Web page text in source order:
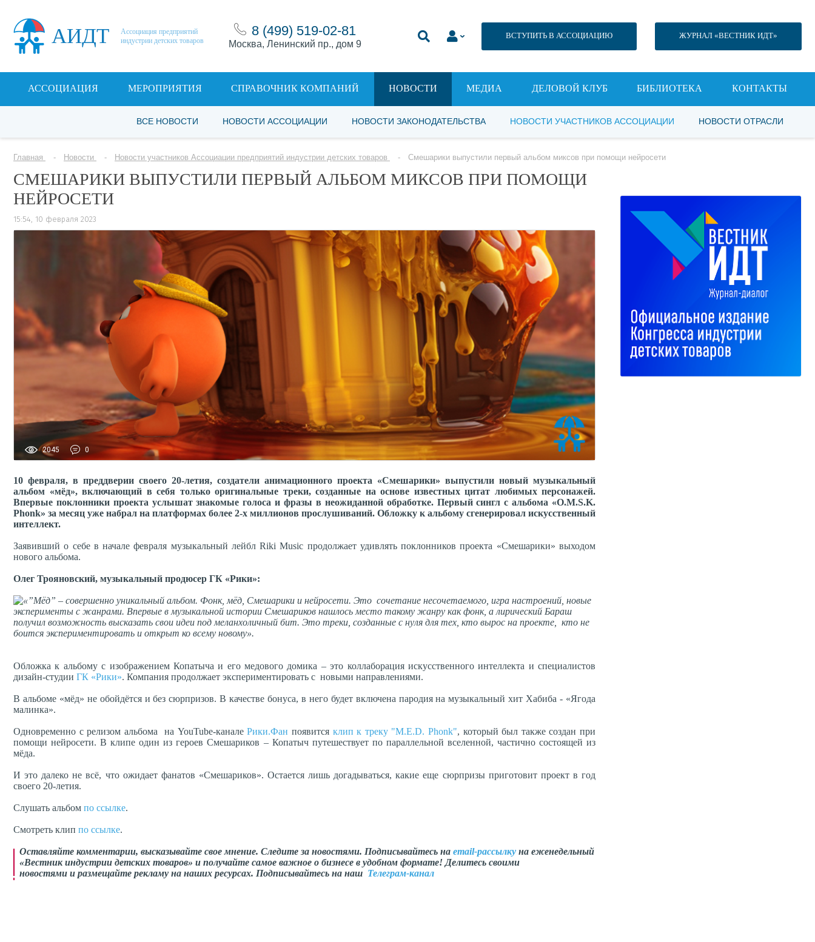
АИДТ
Ассоциация предприятий
индустрии детских товаров
8 (499) 519-02-81
Москва, Ленинский пр., дом 9
ВСТУПИТЬ В АССОЦИАЦИЮ ЖУРНАЛ «ВЕСТНИК ИДТ»
АССОЦИАЦИЯ МЕРОПРИЯТИЯ СПРАВОЧНИК КОМПАНИЙ НОВОСТИ МЕДИА ДЕЛОВОЙ КЛУБ БИБЛИОТЕКА КОНТАКТЫ
ВСЕ НОВОСТИ НОВОСТИ АССОЦИАЦИИ НОВОСТИ ЗАКОНОДАТЕЛЬСТВА НОВОСТИ УЧАСТНИКОВ АССОЦИАЦИИ НОВОСТИ ОТРАСЛИ
Главная Новости Новости участников Ассоциации предприятий индустрии детских товаров Смешарики выпустили первый альбом миксов при помощи нейросети
СМЕШАРИКИ ВЫПУСТИЛИ ПЕРВЫЙ АЛЬБОМ МИКСОВ ПРИ ПОМОЩИ
НЕЙРОСЕТИ
15:54, 10 февраля 2023
2045 0
10 февраля, в преддверии своего 20-летия, создатели анимационного проекта «Смешарики» выпустили новый музыкальный
альбом «мёд», включающий в себя только оригинальные треки, созданные на основе известных цитат любимых персонажей.
Впервые поклонники проекта услышат знакомые голоса и фразы в неожиданной обработке. Первый сингл с альбома «O.M.S.K.
Phonk» за месяц уже набрал на платформах более 2-х миллионов прослушиваний. Обложку к альбому сгенерировал искусственный
интеллект.
Заявивший о себе в начале февраля музыкальный лейбл Riki Music продолжает удивлять поклонников проекта «Смешарики» выходом
нового альбома.
Олег Трояновский, музыкальный продюсер ГК «Рики»:
«”Мёд” – совершенно уникальный альбом. Фонк, мёд, Смешарики и нейросети. Это сочетание несочетаемого, игра настроений, новые
эксперименты с жанрами. Впервые в музыкальной истории Смешариков нашлось место такому жанру как фонк, а лирический Бараш
получил возможность высказать свои идеи под меланхоличный бит. Это треки, созданные с нуля для тех, кто вырос на проекте, кто не
боится экспериментировать и открыт ко всему новому».
Обложка к альбому с изображением Копатыча и его медового домика – это коллаборация искусственного интеллекта и специалистов
дизайн-студии ГК «Рики». Компания продолжает экспериментировать с новыми направлениями.
В альбоме «мёд» не обойдётся и без сюрпризов. В качестве бонуса, в него будет включена пародия на музыкальный хит Хабиба - «Ягода
малинка».
Одновременно с релизом альбома на YouTube-каналеРики.Фан появится клип к треку "M.E.D. Phonk", который был также создан при
помощи нейросети. В клипе один из героев Смешариков – Копатыч путешествует по параллельной вселенной, частично состоящей из
мёда.
И это далеко не всё, что ожидает фанатов «Смешариков». Остается лишь догадываться, какие еще сюрпризы приготовит проект в год
своего 20-летия.
Слушать альбом по ссылке.
Смотреть клип по ссылке.
Оставляйте комментарии, высказывайте свое мнение. Следите за новостями. Подписывайтесь на email-рассылку на еженедельный
«Вестник индустрии детских товаров» и получайте самое важное о бизнесе в удобном формате! Делитесь своими
новостями и размещайте рекламу на наших ресурсах. Подписывайтесь на наш Телеграм-канал